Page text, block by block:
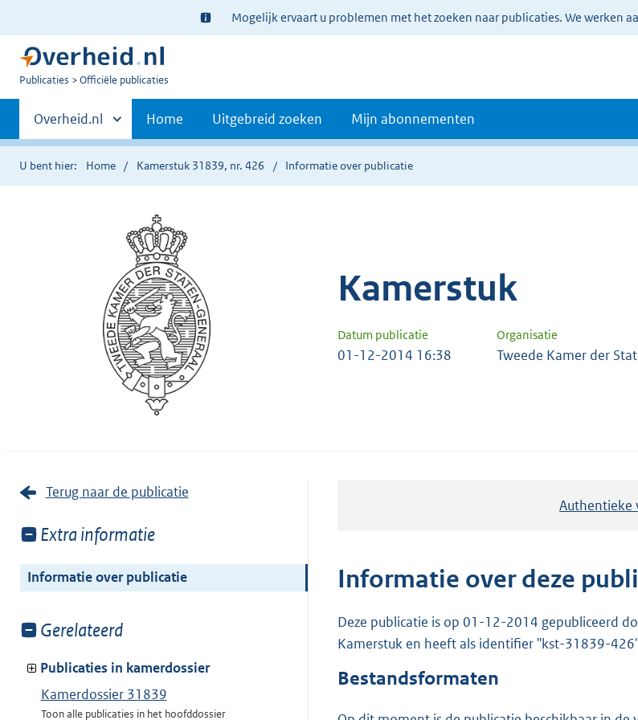
Ter
informatie:
Mogelijk ervaart u problemen met het zoeken naar publicaties. We werken
U
Publicaties Officiële publicaties
Primaire
navigatie
Andere
sites
binnen
Overheid.nl Home Uitgebreid zoeken Mijn abonnementen
U bent hier: Home Kamerstuk 31839, nr. 426 Informatie over publicatie
Kamerstuk
Datum publicatie Organisatie
01-12-2014 16:38 Tweede Kamer der
Terug naar de publicatie
Toon
van:
Extra informatie
Informatie over publicatie
Toon
van:
Gerelateerd
Publicaties in kamerdossier
Kamerdossier 31839
Toon alle publicaties in het hoofddossier
Authentieke
Informatie over deze
Deze publicatie is op 01-12-2014 gepubliceerd
Kamerstuk en heeft als identifier "kst-31839-
Bestandsformaten